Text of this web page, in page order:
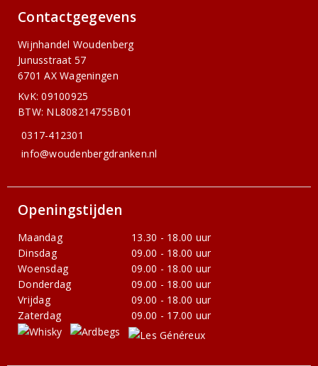
Contactgegevens
Wijnhandel Woudenberg
Junusstraat 57
6701 AX Wageningen
KvK: 09100925
BTW: NL808214755B01
0317-412301
info@woudenbergdranken.nl
Openingstijden
Maandag
13.30 - 18.00 uur
Dinsdag
09.00 - 18.00 uur
Woensdag
09.00 - 18.00 uur
Donderdag
09.00 - 18.00 uur
Vrijdag
09.00 - 18.00 uur
Zaterdag
09.00 - 17.00 uur